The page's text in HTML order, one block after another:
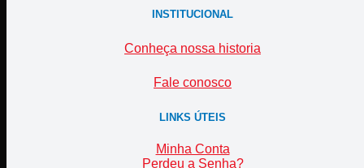
INSTITUCIONAL
Conheça nossa historia
Fale conosco
LINKS ÚTEIS
Minha Conta
Perdeu a Senha?